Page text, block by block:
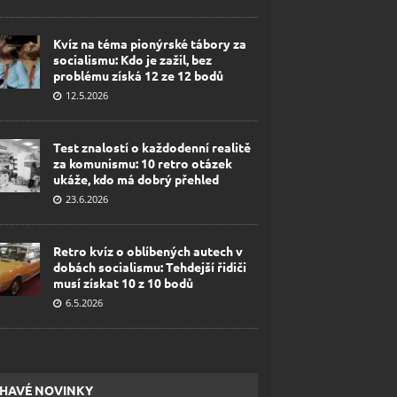
Kvíz na téma pionýrské tábory za
socialismu: Kdo je zažil, bez
problému získá 12 ze 12 bodů
12.5.2026
Test znalostí o každodenní realitě
za komunismu: 10 retro otázek
ukáže, kdo má dobrý přehled
23.6.2026
Retro kvíz o oblíbených autech v
dobách socialismu: Tehdejší řidiči
musí získat 10 z 10 bodů
6.5.2026
NOVINKY